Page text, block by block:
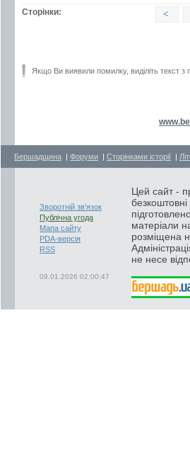
Сторінки: <
Якщо Ви виявили помилку, виділіть текст
Бершадщина | Форуми | Сторінками історії |
Зворотній зв'язок
Публічна угода
Мапа сайту
PDA-версія
RSS
09.01.2026 02:00:47
Цей сайт -
матеріали
розміщена
не несе